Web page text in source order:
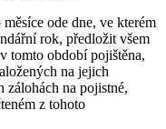
ode dne, ve kterém
rok, předložit všem
tomto období pojištěna,
na jejich
zálohách na pojistné,
z tohoto